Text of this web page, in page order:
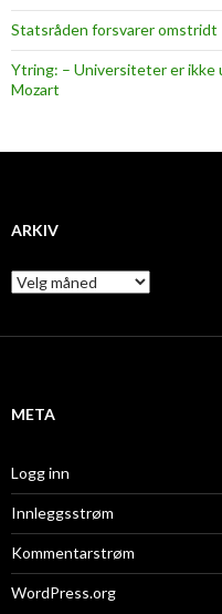
Statsråden forsvarer omstridt
Ytring: – Universiteter er ikke
Mozart
ARKIV
A
r
i
META
Logg inn
Innleggsstrøm
Kommentarstrøm
WordPress.org